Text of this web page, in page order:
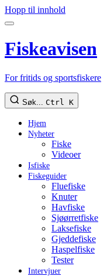
Hopp til innhold
Fiskeavisen
For fritids og sportsfiskere
Søk... Ctrl K
Hjem
Nyheter
Fiske
Videoer
Isfiske
Fiskeguider
Fluefiske
Knuter
Havfiske
Sjøørretfiske
Laksefiske
Gjeddefiske
Haspelfiske
Tester
Intervjuer